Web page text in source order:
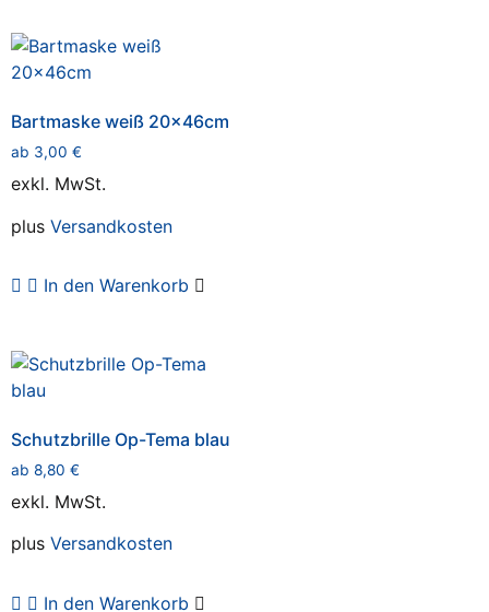
Bartmaske weiß 20x46cm
ab 3,00 €
exkl. MwSt.
plus Versandkosten
In den Warenkorb
Schutzbrille Op-Tema blau
ab 8,80 €
exkl. MwSt.
plus Versandkosten
In den Warenkorb